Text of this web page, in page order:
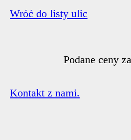
Wróć do listy ulic
Podane ceny
Kontakt z nami.